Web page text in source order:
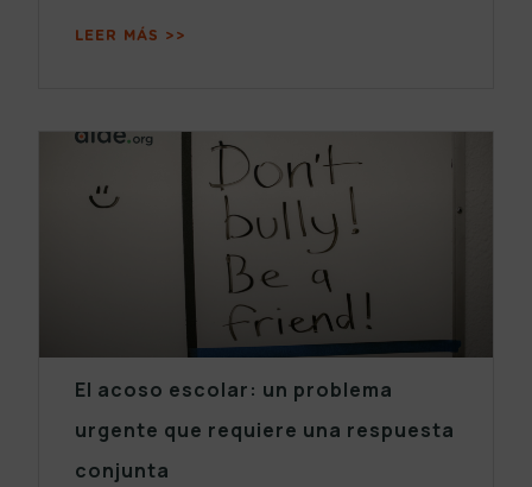
LEER MÁS >>
El acoso escolar: un problema
urgente que requiere una respuesta
conjunta